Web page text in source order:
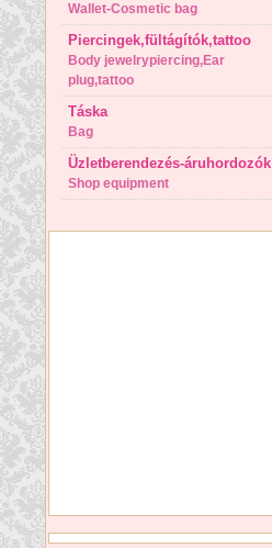
Wallet-Cosmetic bag
Piercingek,fültágítók,tattoo
Body jewelrypiercing,Ear
plug,tattoo
Táska
Bag
Üzletberendezés-áruhordozók
Shop equipment